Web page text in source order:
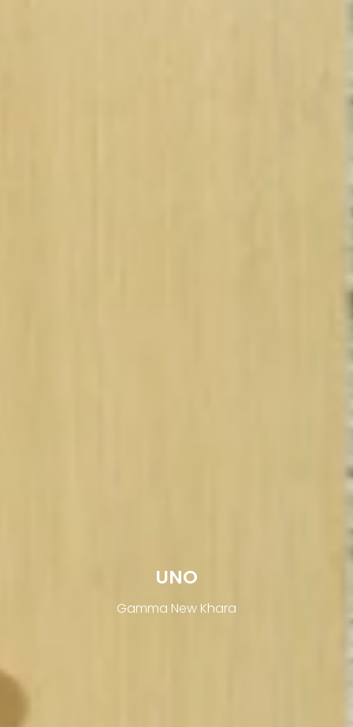
UNO
Gamma New Khara